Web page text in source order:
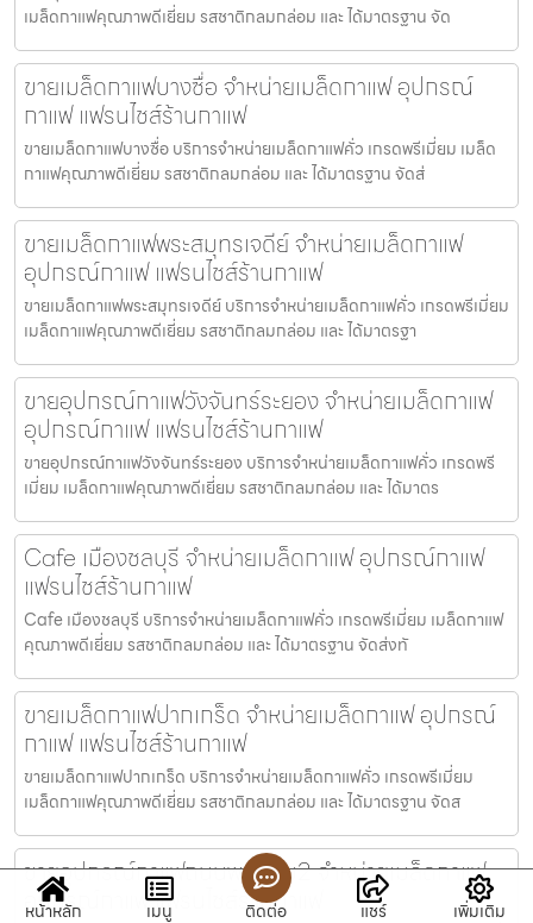
เมล็ดกาแฟคุณภาพดีเยี่ยม รสชาติกลมกล่อม และ ได้มาตรฐาน จัด
ขายเมล็ดกาแฟบางซื่อ จำหน่ายเมล็ดกาแฟ อุปกรณ์
กาแฟ แฟรนไชส์ร้านกาแฟ
ขายเมล็ดกาแฟบางซื่อ บริการจำหน่ายเมล็ดกาแฟคั่ว เกรดพรีเมี่ยม เมล็ด
กาแฟคุณภาพดีเยี่ยม รสชาติกลมกล่อม และ ได้มาตรฐาน จัดส่
ขายเมล็ดกาแฟพระสมุทรเจดีย์ จำหน่ายเมล็ดกาแฟ
อุปกรณ์กาแฟ แฟรนไชส์ร้านกาแฟ
ขายเมล็ดกาแฟพระสมุทรเจดีย์ บริการจำหน่ายเมล็ดกาแฟคั่ว เกรดพรีเมี่ยม
เมล็ดกาแฟคุณภาพดีเยี่ยม รสชาติกลมกล่อม และ ได้มาตรฐา
ขายอุปกรณ์กาแฟวังจันทร์ระยอง จำหน่ายเมล็ดกาแฟ
อุปกรณ์กาแฟ แฟรนไชส์ร้านกาแฟ
ขายอุปกรณ์กาแฟวังจันทร์ระยอง บริการจำหน่ายเมล็ดกาแฟคั่ว เกรดพรี
เมี่ยม เมล็ดกาแฟคุณภาพดีเยี่ยม รสชาติกลมกล่อม และ ได้มาตร
Cafe เมืองชลบุรี จำหน่ายเมล็ดกาแฟ อุปกรณ์กาแฟ
แฟรนไชส์ร้านกาแฟ
Cafe เมืองชลบุรี บริการจำหน่ายเมล็ดกาแฟคั่ว เกรดพรีเมี่ยม เมล็ดกาแฟ
คุณภาพดีเยี่ยม รสชาติกลมกล่อม และ ได้มาตรฐาน จัดส่งทั
ขายเมล็ดกาแฟปากเกร็ด จำหน่ายเมล็ดกาแฟ อุปกรณ์
กาแฟ แฟรนไชส์ร้านกาแฟ
ขายเมล็ดกาแฟปากเกร็ด บริการจำหน่ายเมล็ดกาแฟคั่ว เกรดพรีเมี่ยม
เมล็ดกาแฟคุณภาพดีเยี่ยม รสชาติกลมกล่อม และ ได้มาตรฐาน จัดส
ขายอุปกรณ์กาแฟถนนพระราม2 จำหน่ายเมล็ดกาแฟ
อุปกรณ์กาแฟ แฟรนไชส์ร้านกาแฟ
หน้าหลัก เมนู ติดต่อ แชร์ เพิ่มเติม